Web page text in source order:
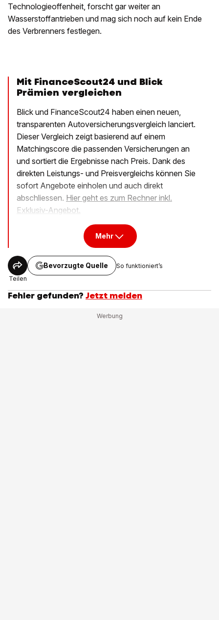
Technologieoffenheit, forscht gar weiter an
Wasserstoffantrieben und mag sich noch auf kein Ende
des Verbrenners festlegen.
Mit FinanceScout24 und Blick
Prämien vergleichen
Blick und FinanceScout24 haben einen neuen,
transparenten Autoversicherungsvergleich lanciert.
Dieser Vergleich zeigt basierend auf einem
Matchingscore die passenden Versicherungen an
und sortiert die Ergebnisse nach Preis. Dank des
direkten Leistungs- und Preisvergleichs können Sie
sofort Angebote einholen und auch direkt
abschliessen. Hier geht es zum Rechner inkl.
Exklusiv-Angebot.
Mehr
Teilen
Bevorzugte Quelle So funktioniert’s
Fehler gefunden? Jetzt melden